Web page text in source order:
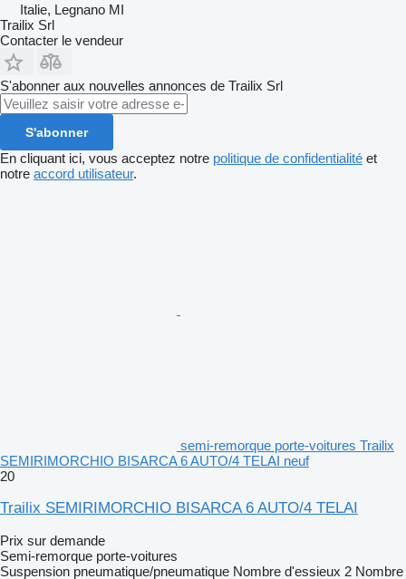
Italie, Legnano MI
Trailix Srl
Contacter le vendeur
S'abonner aux nouvelles annonces de Trailix Srl
S'abonner
En cliquant ici, vous acceptez notre politique de confidentialité et
notre accord utilisateur.
semi-remorque porte-voitures Trailix
SEMIRIMORCHIO BISARCA 6 AUTO/4 TELAI neuf
20
Trailix SEMIRIMORCHIO BISARCA 6 AUTO/4 TELAI
Prix sur demande
Semi-remorque porte-voitures
Suspension pneumatique/pneumatique Nombre d'essieux 2 Nombre